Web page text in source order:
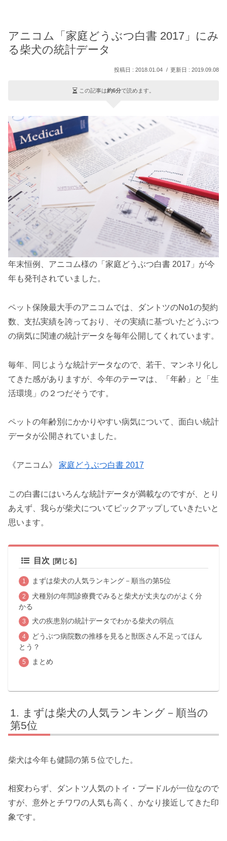
アニコム「家庭どうぶつ白書 2017」にみ
る柴犬の統計データ
2018.01.04 2019.09.08
この記事は約6分で読めます。
年末恒例、アニコム様の「家庭どうぶつ白書 2017」が今
年も発刊されていました。
ペット保険最大手のアニコムでは、ダントツのNo1の契約
数、支払実績を誇っており、その実績に基づいたどうぶつ
の病気に関連の統計データを毎年公開してくれています。
毎年、同じような統計データなので、若干、マンネリ化し
てきた感がありますが、今年のテーマは、「年齢」と「生
活環境」の２つだそうです。
ペットの年齢別にかかりやすい病気について、面白い統計
データが公開されていました。
《アニコム》 家庭どうぶつ白書 2017
この白書にはいろんな統計データが満載なのですが、とり
あえず、我らが柴犬についてピックアップしていきたいと
思います。
目次
まずは柴犬の人気ランキング－順当の第5位
犬種別の年間診療費でみると柴犬が丈夫なのがよく分
かる
犬の疾患別の統計データでわかる柴犬の弱点
どうぶつ病院数の推移を見ると獣医さん不足ってほん
とう？
まとめ
まずは柴犬の人気ランキング－順当の
第5位
柴犬は今年も健闘の第５位でした。
相変わらず、ダントツ人気のトイ・プードルが一位なので
すが、意外とチワワの人気も高く、かなり接近してきた印
象です。